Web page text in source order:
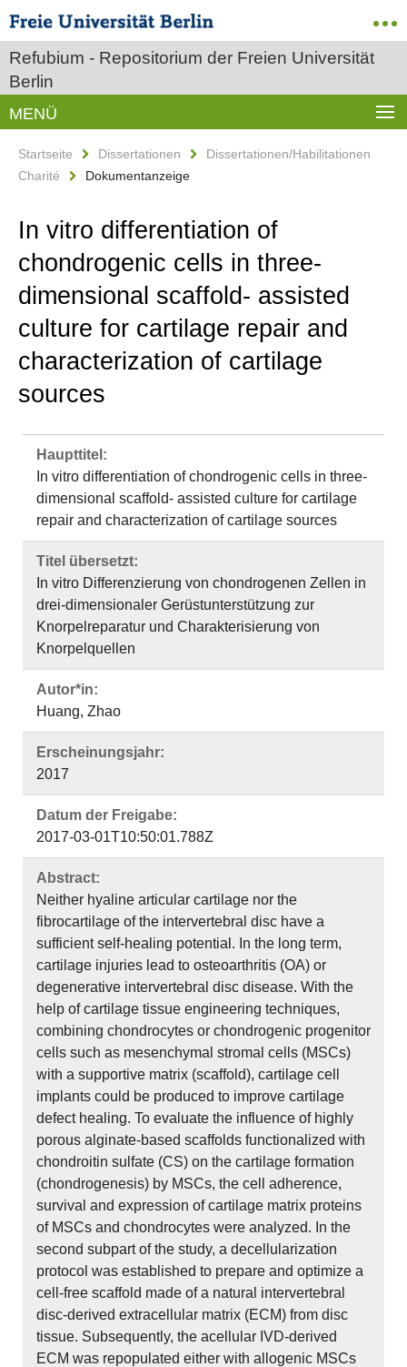
Refubium - Repositorium der Freien Universität
Berlin
MENÜ
Startseite Dissertationen
Dissertationen/Habilitationen
Charité
Dokumentanzeige
In vitro differentiation of
chondrogenic cells in three-
dimensional scaffold- assisted
culture for cartilage repair and
characterization of cartilage
sources
Haupttitel:
In vitro differentiation of chondrogenic cells in three-
dimensional scaffold- assisted culture for cartilage
repair and characterization of cartilage sources
Titel übersetzt:
In vitro Differenzierung von chondrogenen Zellen in
drei-dimensionaler Gerüstunterstützung zur
Knorpelreparatur und Charakterisierung von
Knorpelquellen
Autor*in:
Huang, Zhao
Erscheinungsjahr:
2017
Datum der Freigabe:
2017-03-01T10:50:01.788Z
Abstract:
Neither hyaline articular cartilage nor the
fibrocartilage of the intervertebral disc have a
sufficient self-healing potential. In the long term,
cartilage injuries lead to osteoarthritis (OA) or
degenerative intervertebral disc disease. With the
help of cartilage tissue engineering techniques,
combining chondrocytes or chondrogenic progenitor
cells such as mesenchymal stromal cells (MSCs)
with a supportive matrix (scaffold), cartilage cell
implants could be produced to improve cartilage
defect healing. To evaluate the influence of highly
porous alginate-based scaffolds functionalized with
chondroitin sulfate (CS) on the cartilage formation
(chondrogenesis) by MSCs, the cell adherence,
survival and expression of cartilage matrix proteins
of MSCs and chondrocytes were analyzed. In the
second subpart of the study, a decellularization
protocol was established to prepare and optimize a
cell-free scaffold made of a natural intervertebral
disc-derived extracellular matrix (ECM) from disc
tissue. Subsequently, the acellular IVD-derived
ECM was repopulated either with allogenic MSCs